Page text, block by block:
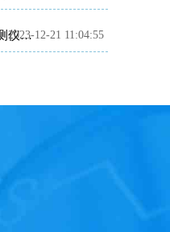
手持田间气象环境检测仪/农业环境检测仪使用方法是什么?
2023-12-21 11:04:55